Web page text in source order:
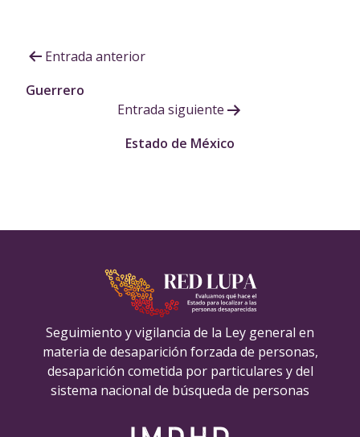
Navegación
de
Entrada anterior
Guerrero
Entrada siguiente
Estado de México
Seguimiento y vigilancia de la Ley general en
materia de desaparición forzada de personas,
desaparición cometida por particulares y del
sistema nacional de búsqueda de personas